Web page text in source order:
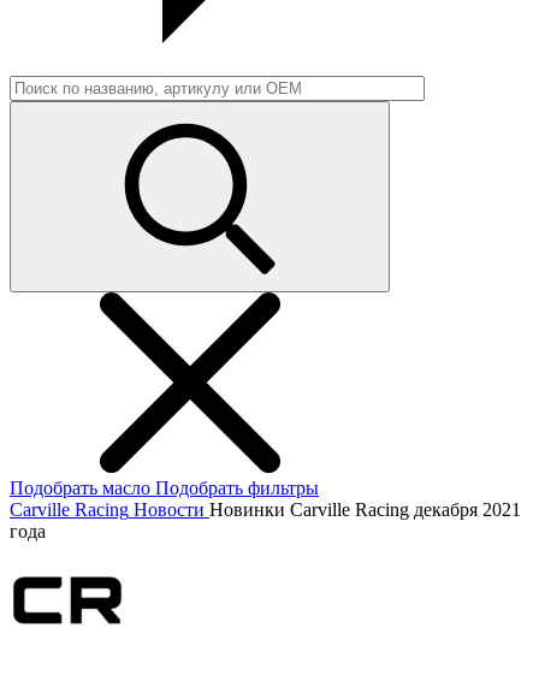
Подобрать масло Подобрать фильтры
Carville Racing Новости Новинки Carville Racing декабря 2021
года